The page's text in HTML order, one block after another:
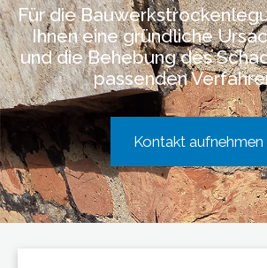
Für die
Ihnen eine gründliche
und die Behebung des
passenden
Kontakt aufnehmen